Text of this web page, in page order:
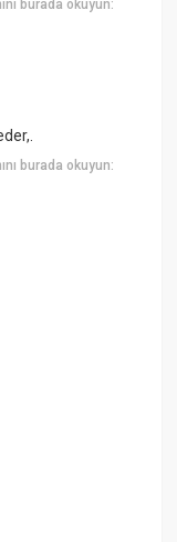
burada okuyun:
burada okuyun: